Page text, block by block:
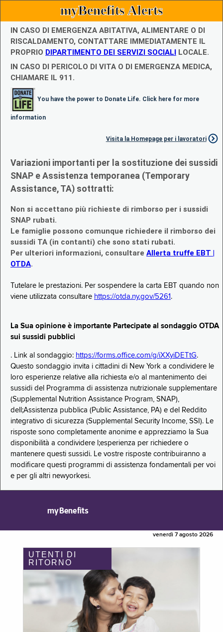
myBenefits Alerts
IN CASO DI EMERGENZA ABITATIVA, ALIMENTARE O DI
RISCALDAMENTO, CONTATTARE IMMEDIATAMENTE IL
PROPRIO DIPARTIMENTO DEI SERVIZI SOCIALI LOCALE.
IN CASO DI PERICOLO DI VITA O DI EMERGENZA MEDICA,
CHIAMARE IL 911.
You have the power to Donate Life. Click here for more
information
Visita la Homepage per i lavoratori
Variazioni importanti per la sostituzione dei sussidi
SNAP e Assistenza temporanea (Temporary
Assistance, TA) sottratti:
Non si accettano più richieste di rimborso per i sussidi
SNAP rubati.
Le famiglie possono comunque richiedere il rimborso dei
sussidi TA (in contanti) che sono stati rubati.
Per ulteriori informazioni, consultare Allerta truffe EBT |
OTDA.
Tutelare le prestazioni. Per sospendere la carta EBT quando non
viene utilizzata consultare https://otda.ny.gov/5261 .
La Sua opinione è importante Partecipate al sondaggio OTDA
sui sussidi pubblici
. Link al sondaggio: https://forms.office.com/g/iXXyiDETtG.
Questo sondaggio invita i cittadini di New York a condividere le
loro esperienze relative alla richiesta e/o al mantenimento dei
sussidi del Programma di assistenza nutrizionale supplementare
(Supplemental Nutrition Assistance Program, SNAP),
dell;Assistenza pubblica (Public Assistance, PA) e del Reddito
integrativo di sicurezza (Supplemental Security Income, SSI). Le
risposte sono completamente anonime e apprezziamo la Sua
disponibilità a condividere l;esperienza per richiedere o
mantenere questi sussidi. Le vostre risposte contribuiranno a
modificare questi programmi di assistenza fondamentali per voi
e per gli altri newyorkesi.
myBenefits
venerdì 7 agosto 2026
UTENTI DI
RITORNO